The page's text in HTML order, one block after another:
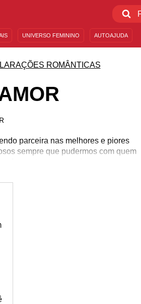
UNIVERSO FEMININO AUTOAJUDA
ROMÂNTICAS
parceira nas melhores e piores
sempre que pudermos com quem
do seu tempo para demonstrar esse
incríveis que a vida pode oferecer
de amor para a sua cara-metade.